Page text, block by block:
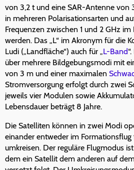
von 3,2 t und eine SAR-Antenne von
in mehreren Polarisationsarten und
Frequenzen zwischen 1 und 2 GHz
werden. Das „L“ im Akronym für die
Ludi („Landfläche“) auch für „L-Band
über mehrere Bildgebungsmodi mit
von 3 m und einer maximalen
Stromversorgung erfolgt durch zwei
jeweils vier Modulen sowie
Lebensdauer beträgt 8 Jahre.
Die Satelliten können in zwei Modi
einander entweder im
umkreisen. Der reguläre Flugmodus
dem ein Satellit dem anderen auf